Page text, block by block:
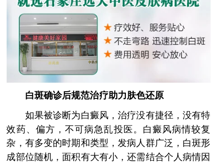
白斑确诊后规范治疗助力肤色还原
如果被诊断为白癜风，治疗没有捷径，没有特
效药、偏方，不可病急乱投医。白癜风病情较复
杂，有多变的时期和类型，发病人群广泛，白斑形
成部位随机，面积有大有小，还需结合个人病情因